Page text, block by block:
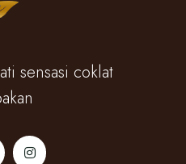
sensasi coklat